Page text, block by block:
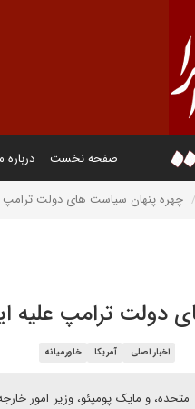
صفحه نخست درباره
چهره پنهان سیاست های دولت ترامپ
دولت ترامپ علیه
اخبار اصلی آمریکا خاورمیانه
و مایک پومپئو، وزیر امور